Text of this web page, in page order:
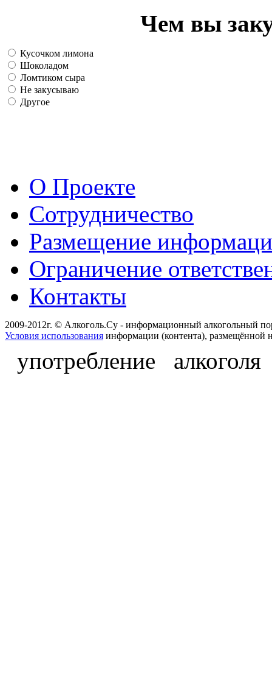
Чем вы
Кусочком лимона
Шоколадом
Ломтиком сыра
Не закусываю
Другое
О Проекте
Сотрудничество
Размещение
Ограничение
Контакты
2009-2012г. © Алкоголь.Су - информационный алкогольный
Условия использования информации (контента), размещённой
употребление